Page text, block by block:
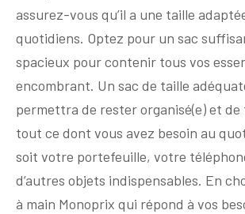
assurez-vous qu’il a une taille
quotidiens. Optez pour un sac
spacieux pour contenir tous vos
encombrant. Un sac de taille
permettra de rester organisé(e) et
tout ce dont vous avez besoin au
soit votre portefeuille, votre
d’autres objets indispensables. En
à main Monoprix qui répond à vos